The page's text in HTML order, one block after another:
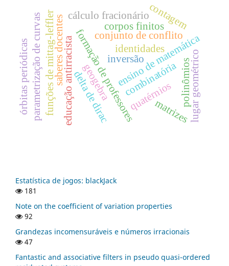
formação de professores
educação antirracista ensino de matemática
saberes docentes cálculo fracionário
funções de mittag-leffler quatérnios
inversão lugar geométrico
conjunto de conflito
parametrização de curvas delta de dirac combinatória
matrizes
contagem
geogebra
órbitas periódicas identidades
corpos finitos
polinômios
Estatística de jogos: blackJack
181
Note on the coefficient of variation properties
92
Grandezas incomensuráveis e números irracionais
47
Fantastic and associative filters in pseudo quasi-ordered